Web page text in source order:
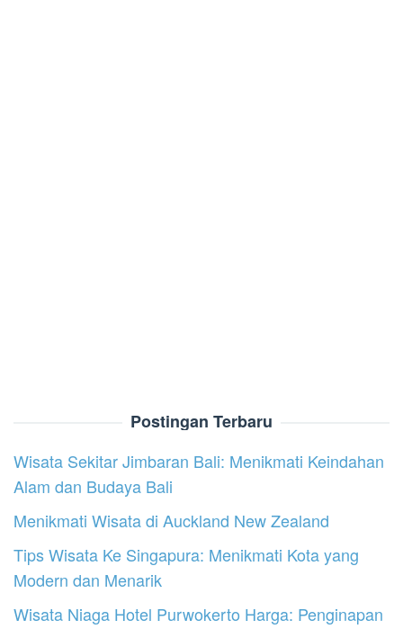
Postingan Terbaru
Wisata Sekitar Jimbaran Bali: Menikmati Keindahan
Alam dan Budaya Bali
Menikmati Wisata di Auckland New Zealand
Tips Wisata Ke Singapura: Menikmati Kota yang
Modern dan Menarik
Wisata Niaga Hotel Purwokerto Harga: Penginapan